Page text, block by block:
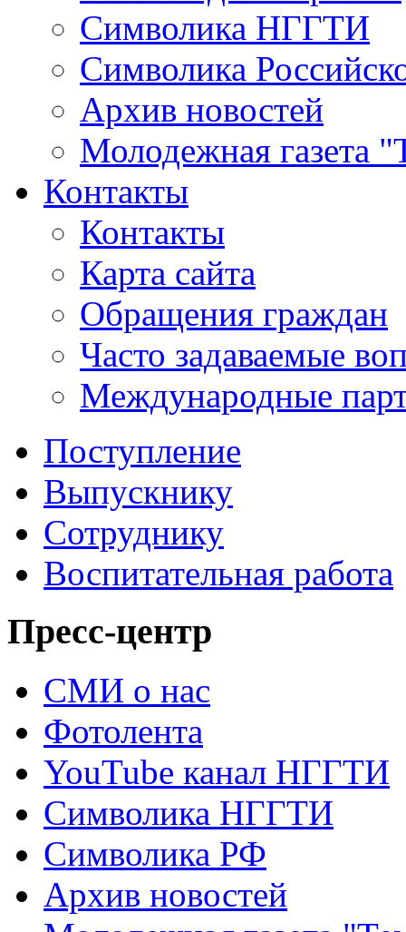
Символика НГГТИ
Символика
Архив новостей
Молодежная газета
Контакты
Контакты
Карта сайта
Обращения граждан
Часто задаваемые
Международные
Поступление
Выпускнику
Сотруднику
Воспитательная работа
Пресс-центр
СМИ о нас
Фотолента
YouTube канал НГГТИ
Символика НГГТИ
Символика РФ
Архив новостей